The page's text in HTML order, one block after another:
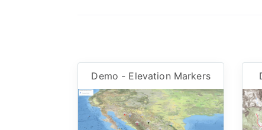
Demo - Elevation Markers